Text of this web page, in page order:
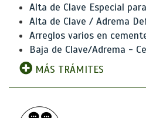
Alta de Clave Especial
Alta de Clave / Adrema
Arreglos varios en
Baja de Clave/Adrema -
MÁS TRÁMITES